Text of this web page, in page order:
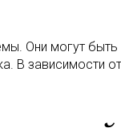
Они могут быть
В зависимости